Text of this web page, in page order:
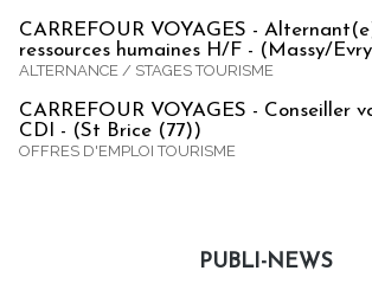
CARREFOUR VOYAGES -
ressources humaines H/F - (Massy/
ALTERNANCE / STAGES TOURISME
CARREFOUR VOYAGES - Conseiller
CDI - (St Brice (77))
OFFRES D'EMPLOI TOURISME
PUBLI-NEWS